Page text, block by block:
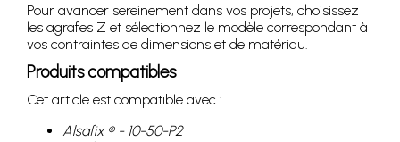
Pour avancer sereinement dans vos projets, choisissez
les agrafes Z et sélectionnez le modèle correspondant à
vos contraintes de dimensions et de matériau.
Produits compatibles
Cet article est compatible avec :
Alsafix ® - 10-50-P2